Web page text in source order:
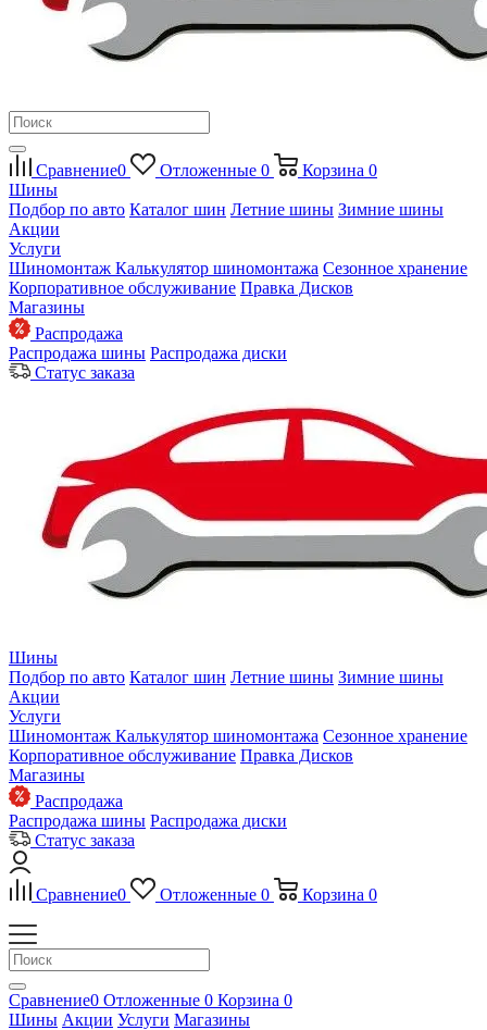
Сравнение0 Отложенные 0 Корзина 0
Шины
Подбор по авто Каталог шин Летние шины Зимние шины
Акции
Услуги
Шиномонтаж Калькулятор шиномонтажа Сезонное хранение
Корпоративное обслуживание Правка Дисков
Магазины
Распродажа
Распродажа шины Распродажа диски
Статус заказа
Шины
Подбор по авто Каталог шин Летние шины Зимние шины
Акции
Услуги
Шиномонтаж Калькулятор шиномонтажа Сезонное хранение
Корпоративное обслуживание Правка Дисков
Магазины
Распродажа
Распродажа шины Распродажа диски
Статус заказа
Сравнение0 Отложенные 0 Корзина 0
Сравнение0 Отложенные 0 Корзина 0
Шины Акции Услуги Магазины